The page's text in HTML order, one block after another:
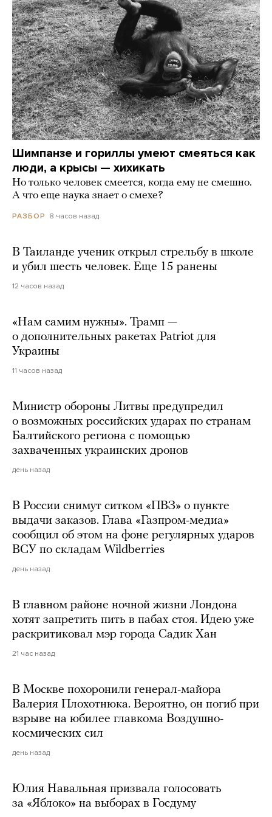
Шимпанзе и гориллы умеют смеяться как
люди, а крысы — хихикать
Но только человек смеется, когда ему не смешно.
А что еще наука знает о смехе?
РАЗБОР 8 часов назад
В Таиланде ученик открыл стрельбу в школе
и убил шесть человек. Еще 15 ранены
12 часов назад
«Нам самим нужны». Трамп —
о дополнительных ракетах Patriot для
Украины
11 часов назад
Министр обороны Литвы предупредил
о возможных российских ударах по странам
Балтийского региона с помощью
захваченных украинских дронов
день назад
В России снимут ситком «ПВЗ» о пункте
выдачи заказов. Глава «Газпром-медиа»
сообщил об этом на фоне регулярных ударов
ВСУ по складам Wildberries
день назад
В главном районе ночной жизни Лондона
хотят запретить пить в пабах стоя. Идею уже
раскритиковал мэр города Садик Хан
21 час назад
В Москве похоронили генерал-майора
Валерия Плохотнюка. Вероятно, он погиб при
взрыве на юбилее главкома Воздушно-
космических сил
день назад
Юлия Навальная призвала голосовать
за «Яблоко» на выборах в Госдуму